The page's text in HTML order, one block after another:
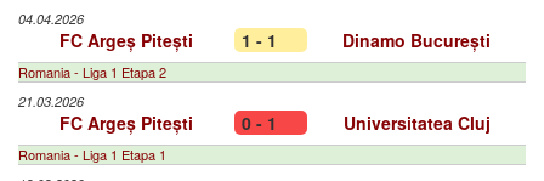
04.04.2026
FC Argeș Pitești 1 - 1 Dinamo București
Romania - Liga 1 Etapa 2
21.03.2026
FC Argeș Pitești 0 - 1 Universitatea Cluj
Romania - Liga 1 Etapa 1